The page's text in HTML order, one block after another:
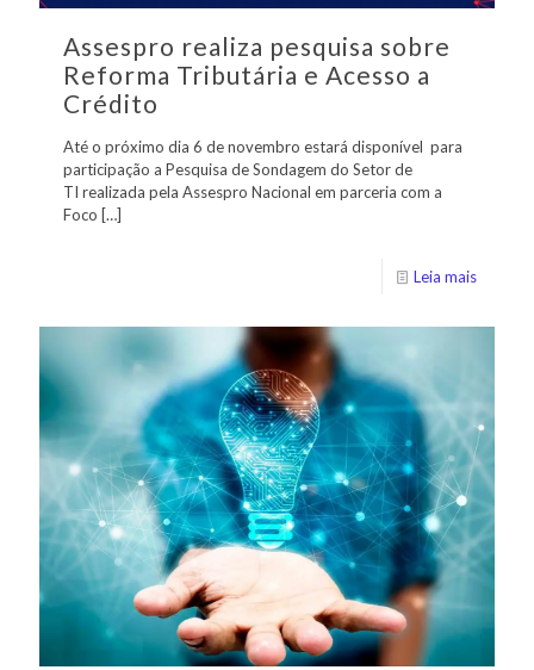
Assespro realiza pesquisa sobre
Reforma Tributária e Acesso a
Crédito
Até o próximo dia 6 de novembro estará disponível para
participação a Pesquisa de Sondagem do Setor de
TI realizada pela Assespro Nacional em parceria com a
Foco […]
Leia mais